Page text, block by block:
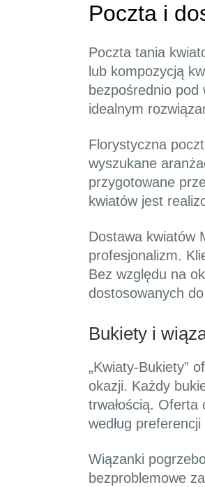
Poczta i
Poczta tania
lub kompozycją
bezpośrednio pod
idealnym
Florystyczna
wyszukane
przygotowane
kwiatów jest
Dostawa kwiatów
profesjonalizm.
Bez względu na
dostosowanych
Bukiety i
„Kwiaty-Bukiety”
okazji. Każdy
trwałością.
według preferencji
Wiązanki
bezproblemowe